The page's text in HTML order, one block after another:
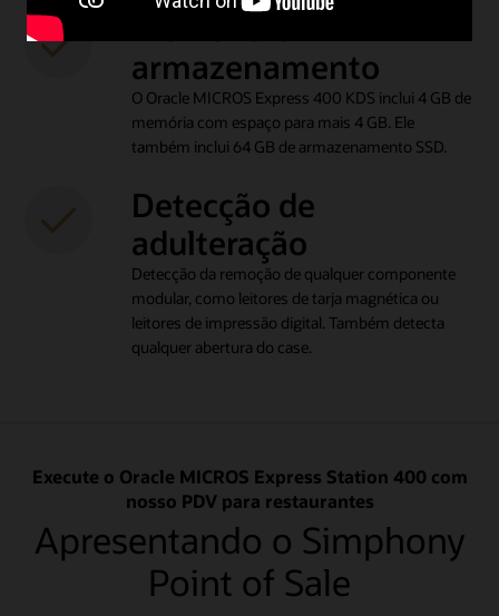
armazenamento
O Oracle MICROS Express 400 KDS inclui 4 GB de
memória com espaço para mais 4 GB. Ele
também inclui 64 GB de armazenamento SSD.
Detecção de
adulteração
Detecção da remoção de qualquer componente
modular, como leitores de tarja magnética ou
leitores de impressão digital. Também detecta
qualquer abertura do case.
Execute o Oracle MICROS Express Station 400 com
nosso PDV para restaurantes
Apresentando o Simphony
Point of Sale